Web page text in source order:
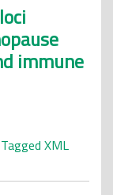
immune
Tagged XML